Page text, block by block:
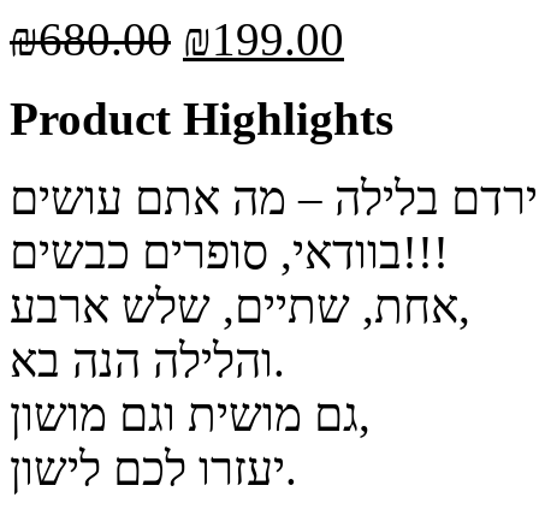
₪680.00 ₪199.00
Product Highlights
בוודאי, סופרים כבשים!!!
אחת, שתיים, שלש ארבע,
והלילה הנה בא.
גם מושית וגם מושון,
יעזרו לכם לישון.